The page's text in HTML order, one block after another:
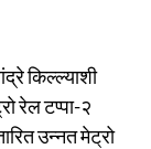
किल्ल्याशी
रेल टप्पा-२
उन्नत मेट्रो